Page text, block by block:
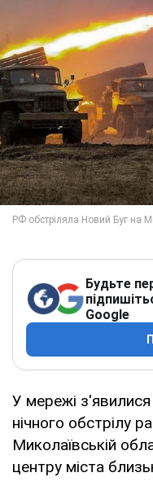
Будьте
Google
У мережі з'явилися
нічного обстрілу
Миколаївській
центру міста